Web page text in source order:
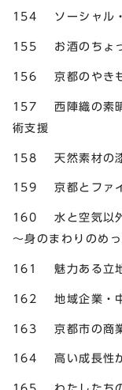
154 ソーシャル・
155 お酒のちょ
156 京都のやき
157 西陣織の素晴
術支援
158 天然素材の
159 京都とファ
160 水と空気以外
～身のまわりのめ
161 魅力ある立
162 地域企業・
163 京都市の商
164 高い成長性が